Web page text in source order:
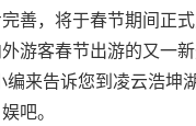
善，将于春节期间正
游客春节出游的又一
编来告诉您到凌云浩坤
吧。